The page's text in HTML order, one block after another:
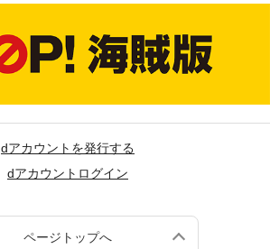
dアカウントを発行する
dアカウントログイン
ページトップへ